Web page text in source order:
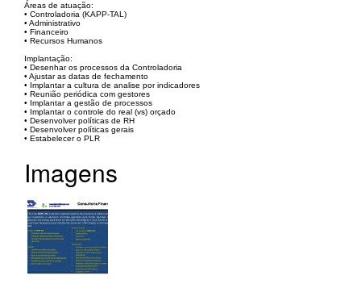
Áreas de atuação:
• Controladoria (KAPP-TAL)
• Administrativo
• Financeiro
• Recursos Humanos
Implantação:
• Desenhar os processos da Controladoria
• Ajustar as datas de fechamento
• Implantar a cultura de analise por indicadores
• Reunião periódica com gestores
• Implantar a gestão de processos
• Implantar o controle do real (vs) orçado
• Desenvolver políticas de RH
• Desenvolver políticas gerais
• Estabelecer o PLR
Imagens